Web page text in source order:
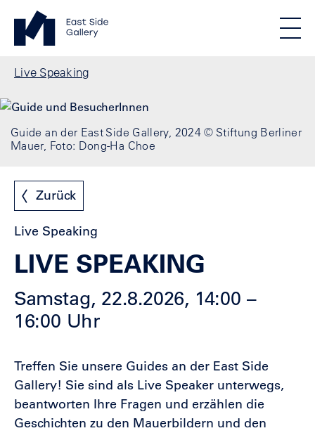
Direkt zum Inhalt
Standortmenu
Show locations
STIFTUNG BERLINER MAUER
Alle Standorte
East Side Gallery Startseite
Pfadnavigation
Live Speaking
Guide an der East Side Gallery, 2024 © Stiftung Berliner
Mauer, Foto: Dong-Ha Choe
Zurück
Live Speaking
LIVE SPEAKING
Samstag, 22.8.2026, 14:00 –
16:00 Uhr
Treffen Sie unsere Guides an der East Side
Gallery! Sie sind als Live Speaker unterwegs,
beantworten Ihre Fragen und erzählen die
Geschichten zu den Mauerbildern und den